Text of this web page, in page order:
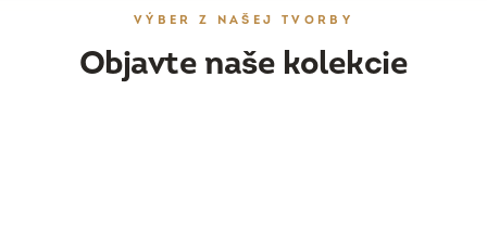
VÝBER Z NAŠEJ TVORBY
Objavte naše kolekcie
OBRÚČKY